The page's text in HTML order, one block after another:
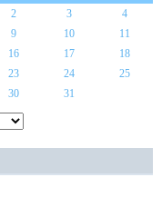
2 3
4
9 10
11
16 17
18
23 24
25
30 31